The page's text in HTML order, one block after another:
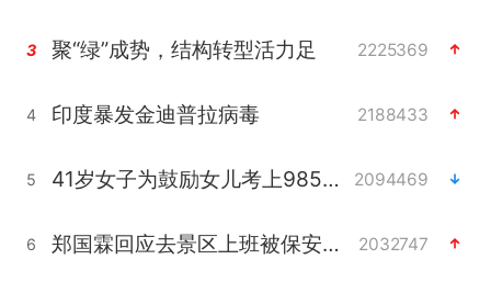
3 聚“绿”成势，结构转型活力足 2225369
4 印度暴发金迪普拉病毒 2188433
5 41岁女子为鼓励女儿考上985研究生 2094469
6 郑国霖回应去景区上班被保安拦下 2032747